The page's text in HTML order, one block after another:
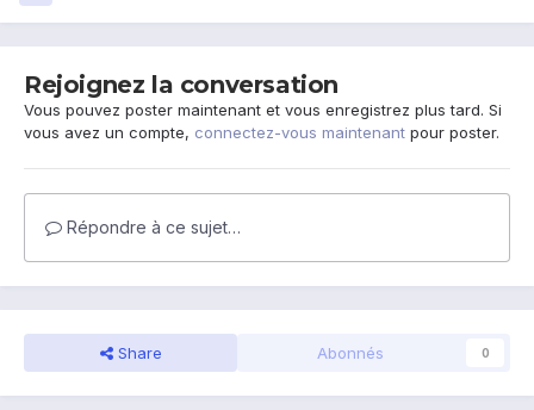
Rejoignez la conversation
Vous pouvez poster maintenant et vous enregistrez plus tard. Si
vous avez un compte, connectez-vous maintenant pour poster.
Répondre à ce sujet…
Share Abonnés 0